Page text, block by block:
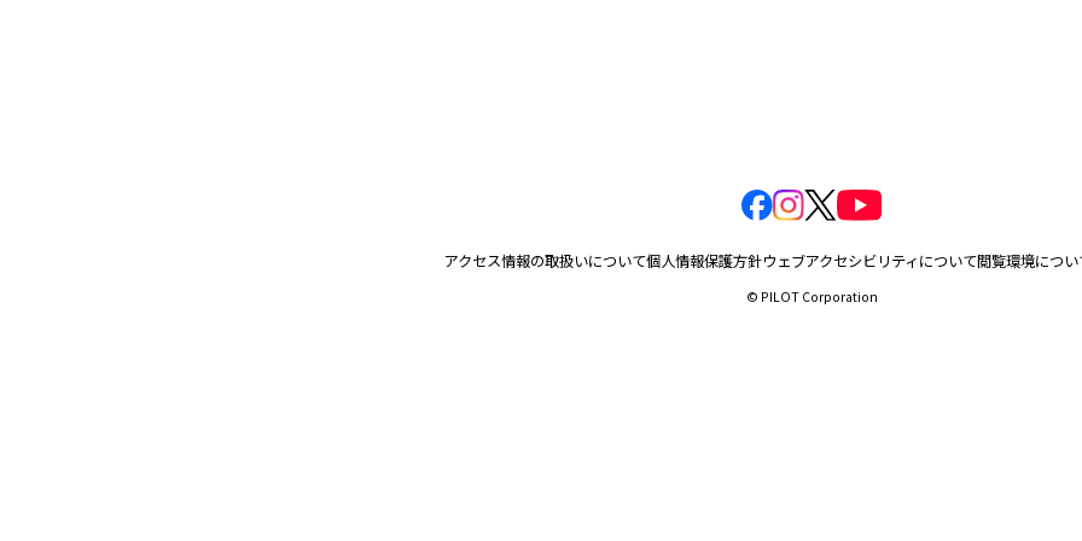
アクセス情報の取扱いについて個人情報保護方針ウェブアクセシビリティについて閲覧環境につい
© PILOT Corporation